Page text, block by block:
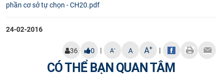
ĐẢM BẢO CHẤT LƯỢNG
phần cơ sở tự chọn - CH20.pdf
24-02-2016
36 0 | A- A A+ |
CÓ THỂ BẠN QUAN TÂM